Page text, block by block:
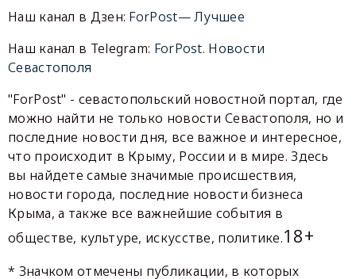
Наш канал в Дзен: ForPost— Лучшее
Наш канал в Telegram: ForPost. Новости
Севастополя
"ForPost" - севастопольский новостной портал, где
можно найти не только новости Севастополя, но и
последние новости дня, все важное и интересное,
что происходит в Крыму, России и в мире. Здесь
вы найдете самые значимые происшествия,
новости города, последние новости бизнеса
Крыма, а также все важнейшие события в
обществе, культуре, искусстве, политике.18+
* Значком отмечены публикации, в которых